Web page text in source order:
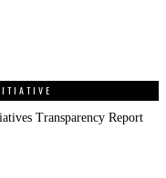
Transparency Report